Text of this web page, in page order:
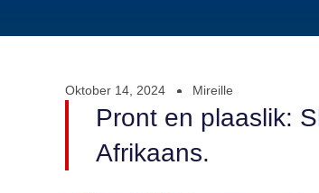
Oktober 14, 2024 Mireille
Pront en plaaslik:
Afrikaans.